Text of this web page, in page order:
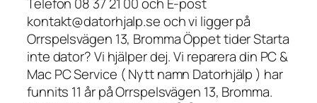
Telefon 08 37 21 00 och E-post
kontakt@datorhjalp.se och vi ligger på
Orrspelsvägen 13, Bromma Öppet tider Starta
inte dator? Vi hjälper dej. Vi reparera din PC &
Mac PC Service ( Nytt namn Datorhjälp ) har
funnits 11 år på Orrspelsvägen 13, Bromma.